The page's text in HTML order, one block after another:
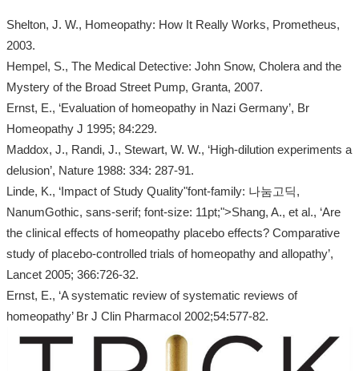
Shelton, J. W., Homeopathy: How It Really Works, Prometheus,
2003.
Hempel, S., The Medical Detective: John Snow, Cholera and the
Mystery of the Broad Street Pump, Granta, 2007.
Ernst, E., ‘Eval‍uation of homeopathy in Nazi Germany’, Br
Homeopathy J 1995; 84:229.
Maddox, J., Randi, J., Stewart, W. W., ‘High-dilution experiments a
delusion’, Nature 1988: 334: 287-91.
Linde, K., ‘Impact of Study Quality"font-family: 나눔고딕,
NanumGothic, sans-serif; font-size: 11pt;">Shang, A., et al., ‘Are
the clinical effects of homeopathy placebo effects? Comparative
study of placebo-controlled trials of homeopathy and allopathy’,
Lancet 2005; 366:726-32.
Ernst, E., ‘A systematic review of systematic reviews of
homeopathy’ Br J Clin Pharmacol 2002;54:577-82.